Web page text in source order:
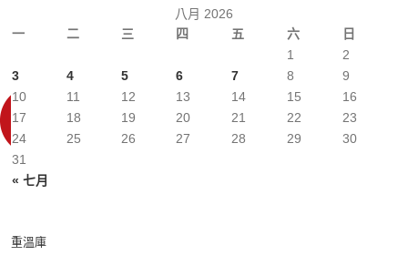
八月 2026
一
二 三 四 五 六 日
« 七月
1
2
3
4 5 6 7 8
9
10
11 12 13 14 15
16
17
18 19 20 21 22
23
24
25 26 27 28 29
30
31
重溫庫